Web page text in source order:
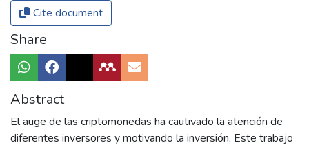
Cite document
Share
Abstract
El auge de las criptomonedas ha cautivado la atención de
diferentes inversores y motivando la inversión. Este trabajo